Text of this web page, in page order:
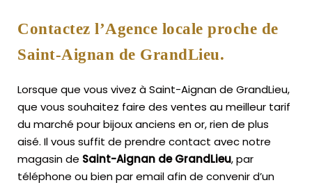
Contactez l’Agence locale proche de
Saint-Aignan de GrandLieu.
Lorsque que vous vivez à Saint-Aignan de GrandLieu,
que vous souhaitez faire des ventes au meilleur tarif
du marché pour bijoux anciens en or, rien de plus
aisé. Il vous suffit de prendre contact avec notre
magasin de Saint-Aignan de GrandLieu, par
téléphone ou bien par email afin de convenir d’un